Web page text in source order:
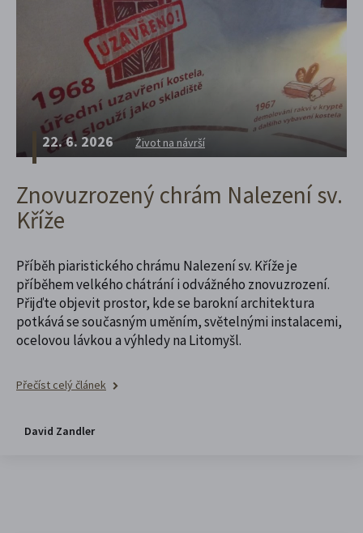
22. 6. 2026 Život na návrší
Znovuzrozený chrám Nalezení sv.
Kříže
Příběh piaristického chrámu Nalezení sv. Kříže je
příběhem velkého chátrání i odvážného znovuzrození.
Přijďte objevit prostor, kde se barokní architektura
potkává se současným uměním, světelnými instalacemi,
ocelovou lávkou a výhledy na Litomyšl.
Přečíst celý článek
David Zandler